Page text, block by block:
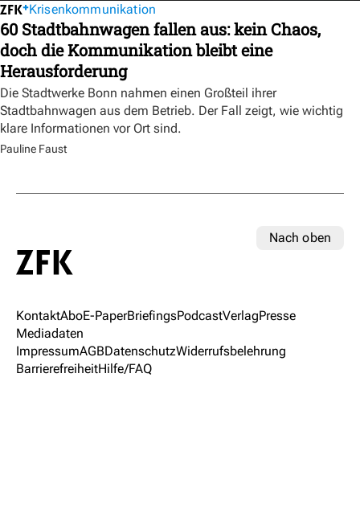
Krisenkommunikation
60 Stadtbahnwagen fallen aus: kein Chaos,
doch die Kommunikation bleibt eine
Herausforderung
Die Stadtwerke Bonn nahmen einen Großteil ihrer
Stadtbahnwagen aus dem Betrieb. Der Fall zeigt, wie wichtig
klare Informationen vor Ort sind.
Pauline Faust
Nach oben
KontaktAboE-PaperBriefingsPodcastVerlagPresse
Mediadaten
ImpressumAGBDatenschutzWiderrufsbelehrung
BarrierefreiheitHilfe/FAQ